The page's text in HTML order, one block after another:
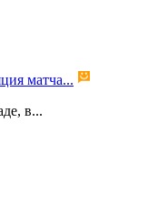
матча...
в...